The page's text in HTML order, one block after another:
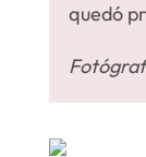
quedó